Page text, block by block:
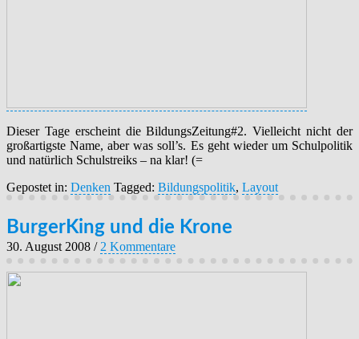
Dieser Tage erscheint die BildungsZeitung#2. Vielleicht nicht der
großartigste Name, aber was soll’s. Es geht wieder um Schulpolitik
und natürlich Schulstreiks – na klar! (=
Gepostet in: Denken Tagged: Bildungspolitik, Layout
BurgerKing und die Krone
30. August 2008 / 2 Kommentare